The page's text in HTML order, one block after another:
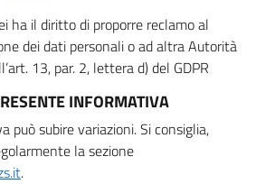
ha il diritto di proporre reclamo al
dei dati personali o ad altra Autorità
13, par. 2, lettera d) del GDPR
INFORMATIVA
può subire variazioni. Si consiglia,
la sezione
.